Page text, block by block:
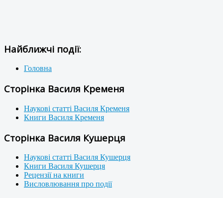
Найближчі події:
Головна
Сторінка Василя Кременя
Наукові статті Василя Кременя
Книги Василя Кременя
Сторінка Василя Кушерця
Наукові статті Василя Кушерця
Книги Василя Кушерця
Рецензії на книги
Висловлювання про події